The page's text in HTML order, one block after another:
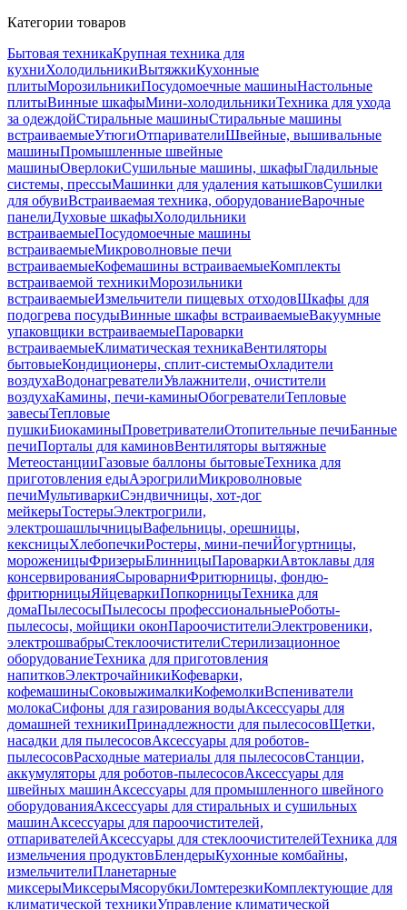
Категории товаров
Бытовая техникаКрупная техника для
кухниХолодильникиВытяжкиКухонные
плитыМорозильникиПосудомоечные машиныНастольные
плитыВинные шкафыМини-холодильникиТехника для ухода
за одеждойСтиральные машиныСтиральные машины
встраиваемыеУтюгиОтпаривателиШвейные, вышивальные
машиныПромышленные швейные
машиныОверлокиСушильные машины, шкафыГладильные
системы, прессыМашинки для удаления катышковСушилки
для обувиВстраиваемая техника, оборудованиеВарочные
панелиДуховые шкафыХолодильники
встраиваемыеПосудомоечные машины
встраиваемыеМикроволновые печи
встраиваемыеКофемашины встраиваемыеКомплекты
встраиваемой техникиМорозильники
встраиваемыеИзмельчители пищевых отходовШкафы для
подогрева посудыВинные шкафы встраиваемыеВакуумные
упаковщики встраиваемыеПароварки
встраиваемыеКлиматическая техникаВентиляторы
бытовыеКондиционеры, сплит-системыОхладители
воздухаВодонагревателиУвлажнители, очистители
воздухаКамины, печи-каминыОбогревателиТепловые
завесыТепловые
пушкиБиокаминыПроветривателиОтопительные печиБанные
печиПорталы для каминовВентиляторы вытяжные
МетеостанцииГазовые баллоны бытовыеТехника для
приготовления едыАэрогрилиМикроволновые
печиМультиваркиСэндвичницы, хот-дог
мейкерыТостерыЭлектрогрили,
электрошашлычницыВафельницы, орешницы,
кексницыХлебопечкиРостеры, мини-печиЙогуртницы,
мороженицыФризерыБлинницыПароваркиАвтоклавы для
консервированияСыроварниФритюрницы, фондю-
фритюрницыЯйцеваркиПопкорницыТехника для
домаПылесосыПылесосы профессиональныеРоботы-
пылесосы, мойщики оконПароочистителиЭлектровеники,
электрошвабрыСтеклоочистителиСтерилизационное
оборудованиеТехника для приготовления
напитковЭлектрочайникиКофеварки,
кофемашиныСоковыжималкиКофемолкиВспениватели
молокаСифоны для газирования водыАксессуары для
домашней техникиПринадлежности для пылесосовЩетки,
насадки для пылесосовАксессуары для роботов-
пылесосовРасходные материалы для пылесосовСтанции,
аккумуляторы для роботов-пылесосовАксессуары для
швейных машинАксессуары для промышленного швейного
оборудованияАксессуары для стиральных и сушильных
машинАксессуары для пароочистителей,
отпаривателейАксессуары для стеклоочистителейТехника для
измельчения продуктовБлендерыКухонные комбайны,
измельчителиПланетарные
миксерыМиксерыМясорубкиЛомтерезкиКомплектующие для
климатической техникиУправление климатической